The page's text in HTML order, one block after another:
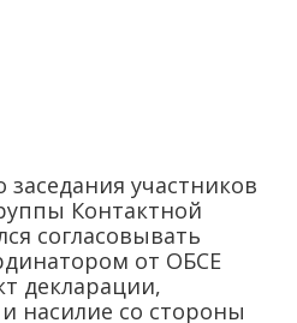
заседания участников
Контактной
согласовывать
от ОБСЕ
декларации,
насилие со стороны